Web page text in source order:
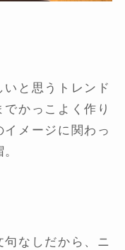
と思うトレンド
かっこよく作り
メージに関わっ
なしだから、ニ